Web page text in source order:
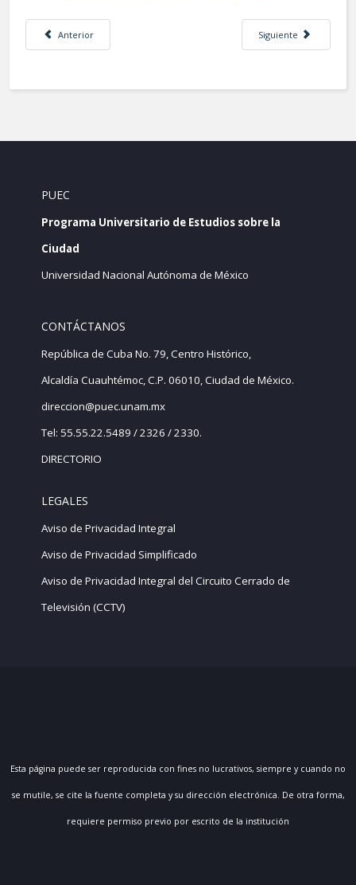
Artículo anterior: MÉXICO DEBE ESTAR SEGURO DE QUE CUENTA CON LA
Anterior Artículo siguiente: SIN
Siguiente
PUEC
Programa Universitario de Estudios sobre la
Ciudad
Universidad Nacional Autónoma de México
CONTÁCTANOS
República de Cuba No. 79, Centro Histórico,
Alcaldía Cuauhtémoc, C.P. 06010, Ciudad de México.
direccion@puec.unam.mx
Tel: 55.55.22.5489 / 2326 / 2330.
DIRECTORIO
LEGALES
Aviso de Privacidad Integral
Aviso de Privacidad Simplificado
Aviso de Privacidad Integral del Circuito Cerrado de
Televisión (CCTV)
Esta página puede ser reproducida con fines no lucrativos, siempre y cuando no
se mutile, se cite la fuente completa y su dirección electrónica. De otra forma,
requiere permiso previo por escrito de la institución